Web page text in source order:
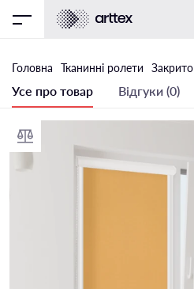
Головна Тканинні ролети
Усе про товар Відгуки (0)